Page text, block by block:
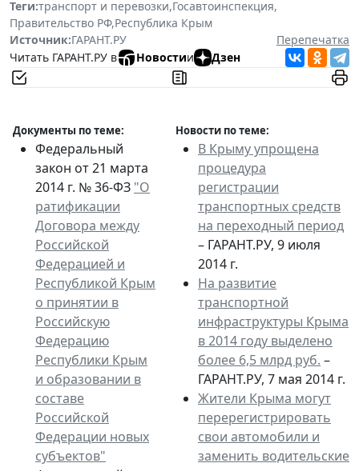
Теги:транспорт и перевозки,Госавтоинспекция,
Правительство РФ,Республика Крым
Источник:ГАРАНТ.РУ
Перепечатка
Читать ГАРАНТ.РУ в
Новостии Дзен
Документы по теме: Новости по теме:
Федеральный
закон от 21 марта
2014 г. № 36-ФЗ "О
ратификации
Договора между
Российской
Федерацией и
Республикой Крым
о принятии в
Российскую
Федерацию
Республики Крым
и образовании в
составе
Российской
Федерации новых
субъектов"
В Крыму упрощена
процедура
регистрации
транспортных средств
на переходный период
– ГАРАНТ.РУ, 9 июля
2014 г.
На развитие
транспортной
инфраструктуры Крыма
в 2014 году выделено
более 6,5 млрд руб. –
ГАРАНТ.РУ, 7 мая 2014 г.
Жители Крыма могут
перерегистрировать
свои автомобили и
заменить водительские